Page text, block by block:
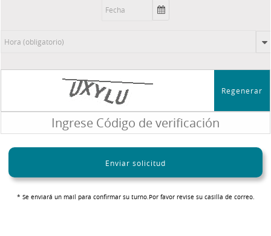
Regenerar
Enviar solicitud
* Se enviará un mail para confirmar su turno.Por favor revise su casilla de correo.